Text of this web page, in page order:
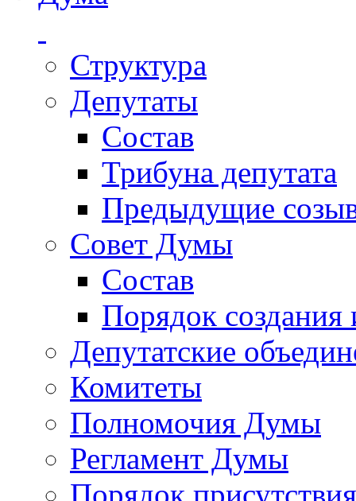
Структура
Депутаты
Состав
Трибуна депутата
Предыдущие
Совет Думы
Состав
Порядок создания
Депутатские
Комитеты
Полномочия Думы
Регламент Думы